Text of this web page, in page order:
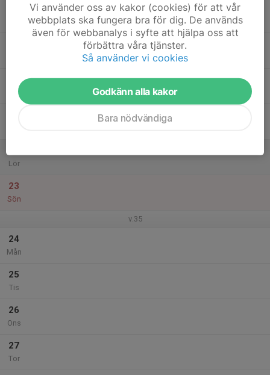
Tor
Lör
23
Sön
v.35
24
Mån
25
Tis
26
Ons
27
Tor
Vi använder oss av kakor (cookies) för att vår
webbplats ska fungera bra för dig. De används
även för webbanalys i syfte att hjälpa oss att
förbättra våra tjänster.
Så använder vi cookies
Godkänn alla kakor
Bara nödvändiga